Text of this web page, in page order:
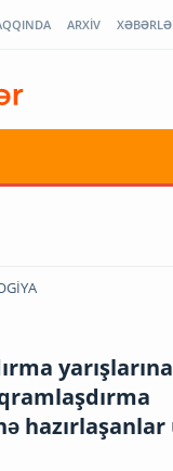
ARXİV
yarışlarına